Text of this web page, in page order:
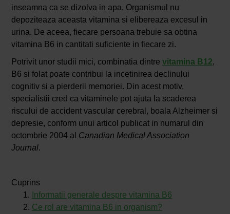
inseamna ca se dizolva in apa. Organismul nu
depoziteaza aceasta vitamina si elibereaza excesul in
urina. De aceea, fiecare persoana trebuie sa obtina
vitamina B6 in cantitati suficiente in fiecare zi.
Potrivit unor studii mici, combinatia dintre vitamina B12,
B6 si folat poate contribui la incetinirea declinului
cognitiv si a pierderii memoriei. Din acest motiv,
specialistii cred ca vitaminele pot ajuta la scaderea
riscului de accident vascular cerebral, boala Alzheimer si
depresie, conform unui articol publicat in numarul din
octombrie 2004 al Canadian Medical Association
Journal.
Cuprins
Informatii generale despre vitamina B6
Ce rol are vitamina B6 in organism?